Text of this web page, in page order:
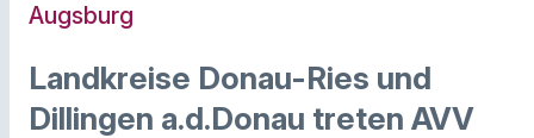
Augsburg
Landkreise Donau-Ries und
Dillingen a.d.Donau treten AVV